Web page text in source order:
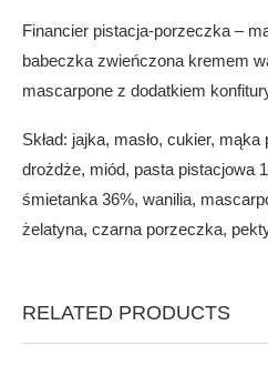
Financier pistacja-porzeczka –
babeczka zwieńczona kremem
mascarpone z dodatkiem
Skład: jajka, masło, cukier,
drożdże, miód, pasta pistacjowa
śmietanka 36%, wanilia,
żelatyna, czarna porzeczka,
RELATED PRODUCTS